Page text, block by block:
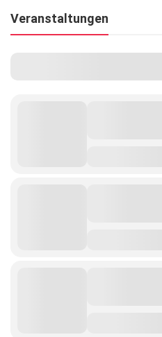
Veranstaltungen